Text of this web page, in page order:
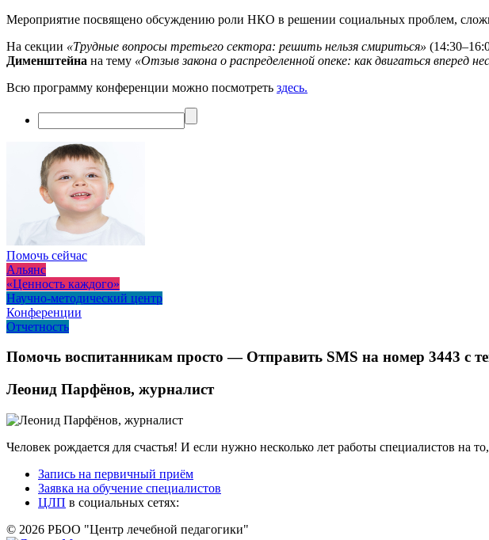
Мероприятие посвящено обсуждению роли НКО в решении социальных проблем,
На секции «Трудные вопросы третьего сектора: решить нельзя смириться»
Дименштейна на тему «Отзыв закона о распределенной опеке: как двигаться
Всю программу конференции можно посмотреть здесь.
Помочь сейчас
Альянс
«Ценность каждого»
Научно-методический центр
Конференции
Отчетность
Помочь воспитанникам просто — Отправить SMS на номер 3443 с
Леонид Парфёнов, журналист
Человек рождается для счастья! И если нужно несколько лет работы специалистов на
Запись на первичный приём
Заявка на обучение специалистов
ЦЛП в социальных сетях:
© 2026 РБОО "Центр лечебной педагогики"